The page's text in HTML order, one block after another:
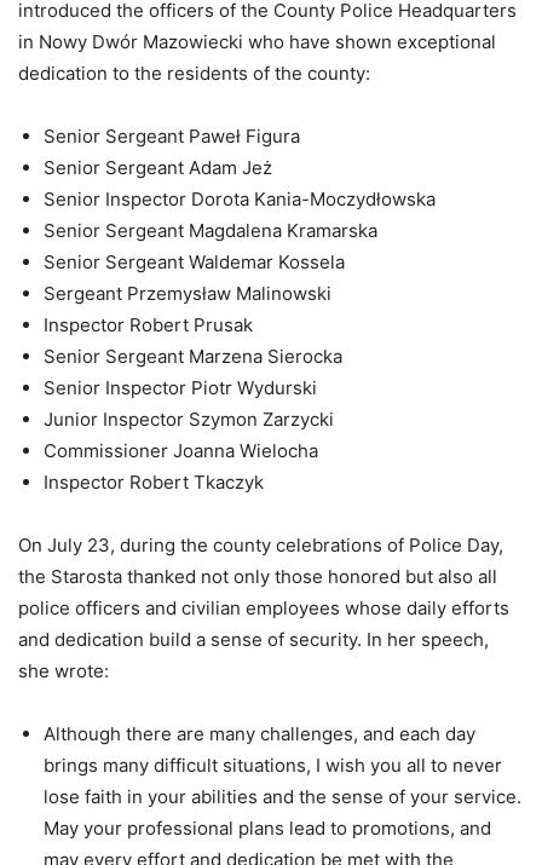
introduced the officers of the County Police Headquarters
in Nowy Dwór Mazowiecki who have shown exceptional
dedication to the residents of the county:
Senior Sergeant Paweł Figura
Senior Sergeant Adam Jeż
Senior Inspector Dorota Kania-Moczydłowska
Senior Sergeant Magdalena Kramarska
Senior Sergeant Waldemar Kossela
Sergeant Przemysław Malinowski
Inspector Robert Prusak
Senior Sergeant Marzena Sierocka
Senior Inspector Piotr Wydurski
Junior Inspector Szymon Zarzycki
Commissioner Joanna Wielocha
Inspector Robert Tkaczyk
On July 23, during the county celebrations of Police Day,
the Starosta thanked not only those honored but also all
police officers and civilian employees whose daily efforts
and dedication build a sense of security. In her speech,
she wrote:
Although there are many challenges, and each day
brings many difficult situations, I wish you all to never
lose faith in your abilities and the sense of your service.
May your professional plans lead to promotions, and
may every effort and dedication be met with the